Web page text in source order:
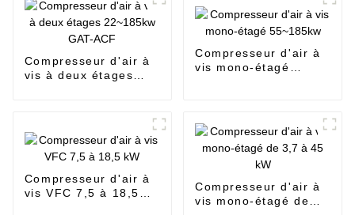
Compresseur d'air à
vis à deux étages
Compresseur d'air à
vis mono-étagé
Compresseur d'air à
vis VFC 7,5 à 18,5
Compresseur d'air à
vis mono-étagé de